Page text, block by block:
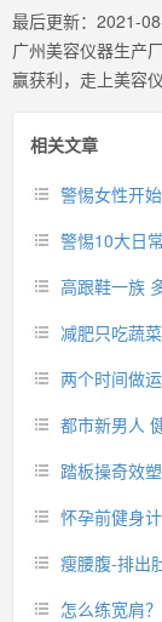
最后更新： 2021-
广州美容仪器生产
赢获利，走上美容
相关文章
警惕女性开
警惕10大日
高跟鞋一族
减肥只吃蔬
两个时间做
都市新男人
踏板操奇效
怀孕前健身
瘦腰腹-排出
怎么练宽肩